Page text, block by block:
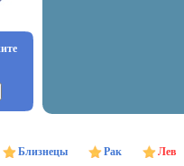
Близнецы Рак Лев